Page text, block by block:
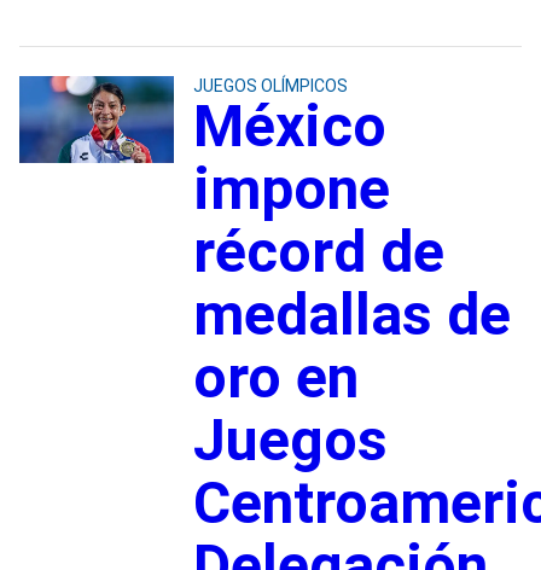
JUEGOS OLÍMPICOS
México
impone
récord de
medallas de
oro en
Juegos